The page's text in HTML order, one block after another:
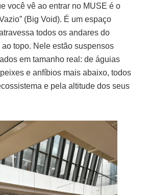
você vê ao entrar no MUSE é o
(Big Void). É um espaço
todos os andares do
topo. Nele estão suspensos
em tamanho real: de águias
e anfíbios mais abaixo, todos
e pela altitude dos seus